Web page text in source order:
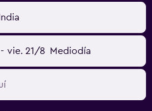
- vie. 21/8 Mediodía